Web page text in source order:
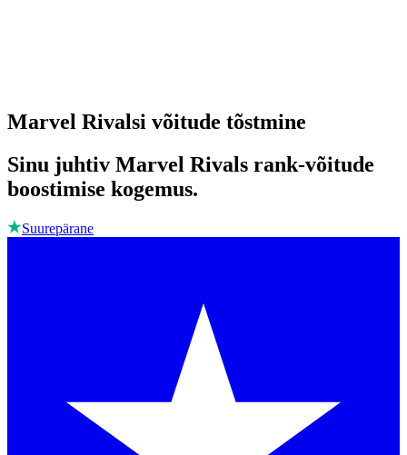
Marvel Rivalsi võitude tõstmine
Sinu juhtiv Marvel Rivals rank-võitude
boostimise kogemus.
Suurepärane